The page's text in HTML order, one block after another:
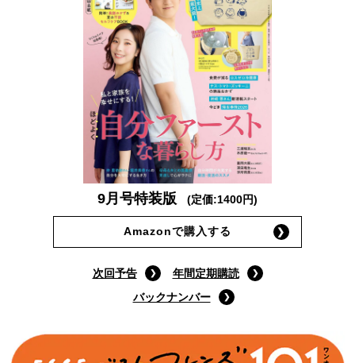
9月号特装版 (定価:1400円)
Amazonで購入する
次回予告
年間定期購読
バックナンバー